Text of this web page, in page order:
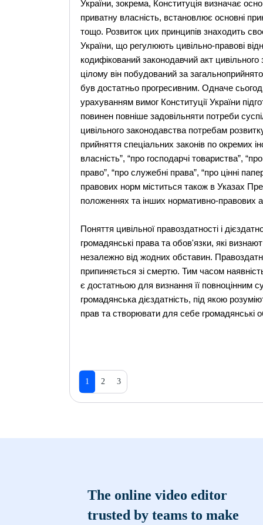
України, зокрема, Конституція визначає
приватну власність, встановлює основні
тощо. Розвиток цих принципів знаходить
України, що регулюють цивільно-правові
кодифікований законодавчий акт
цілому він побудований за
був достатньо прогресивним. Одначе
урахуванням вимог Конституції України
повинен повніше задовільняти потреби
цивільного законодавства потребам
прийняття спеціальних законів по окремих
власність”, “про господарчі товариства”,
право”, “про служебні права”, “про цінні
правових норм міститься також в Указах
положеннях та інших нормативно-правових
Поняття цивільної правоздатності і
громадянські права та обов'язки, які
незалежно від жодних обставин.
припиняється зі смертю. Тим часом
є достатньою для визнання її повноцінним
громадянська дієздатність, під якою
прав та створювати для себе громадянські
1 2 3
The online video editor
trusted by teams to make